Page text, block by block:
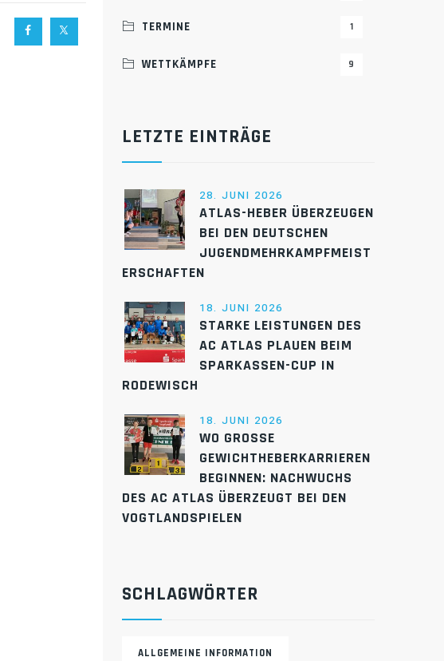
TERMINE 1
WETTKÄMPFE 9
LETZTE EINTRÄGE
28. JUNI 2026
ATLAS-HEBER ÜBERZEUGEN
BEI DEN DEUTSCHEN
JUGENDMEHRKAMPFMEIST
ERSCHAFTEN
18. JUNI 2026
STARKE LEISTUNGEN DES
AC ATLAS PLAUEN BEIM
SPARKASSEN-CUP IN
RODEWISCH
18. JUNI 2026
WO GROSSE G
EWICHTHEBERKARRIEREN B
EGINNEN: NACHWUCHS D
ES AC ATLAS ÜBERZEUGT BEI DEN V
OGTLANDSPIELEN
SCHLAGWÖRTER
ALLGEMEINE INFORMATION